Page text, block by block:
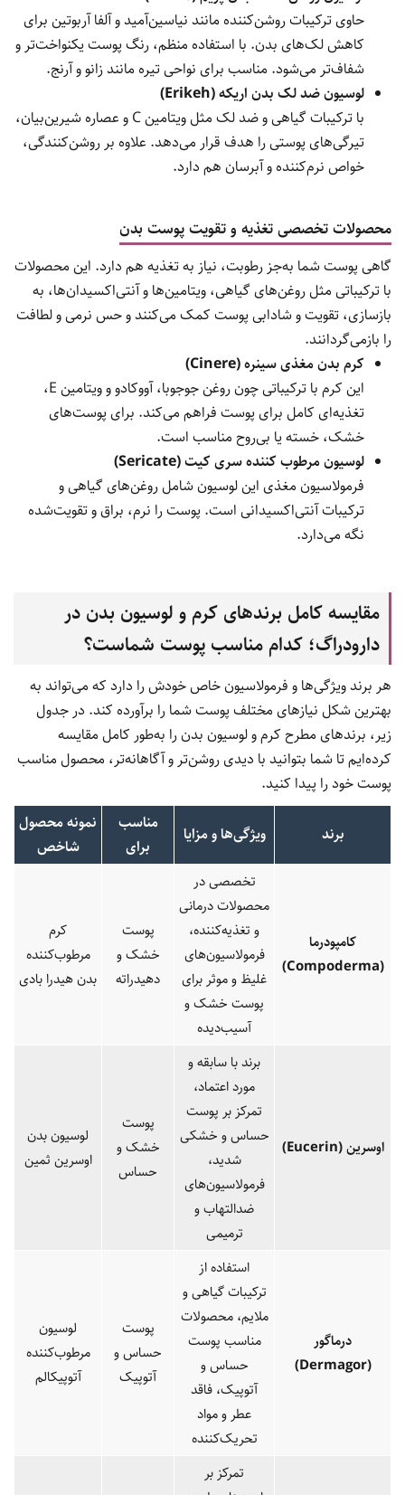
حاوی ترکیبات روشن‌کننده مانند نیاسین‌آمید و آلفا آربوتین برای
کاهش لک‌های بدن. با استفاده منظم، رنگ پوست یکنواخت‌تر و
شفاف‌تر می‌شود. مناسب برای نواحی تیره مانند زانو و آرنج.
لوسیون ضد لک بدن اریکه (Erikeh)
با ترکیبات گیاهی و ضد لک مثل ویتامین C و عصاره شیرین‌بیان،
تیرگی‌های پوستی را هدف قرار می‌دهد. علاوه بر روشن‌کنندگی،
خواص نرم‌کننده و آبرسان هم دارد.
محصولات تخصصی تغذیه و تقویت پوست بدن
گاهی پوست شما به‌جز رطوبت، نیاز به تغذیه هم دارد. این محصولات
با ترکیباتی مثل روغن‌های گیاهی، ویتامین‌ها و آنتی‌اکسیدان‌ها، به
بازسازی، تقویت و شادابی پوست کمک می‌کنند و حس نرمی و لطافت
را بازمی‌گردانند.
کرم بدن مغذی سینره (Cinere)
این کرم با ترکیباتی چون روغن جوجوبا، آووکادو و ویتامین E،
تغذیه‌ای کامل برای پوست فراهم می‌کند. برای پوست‌های
خشک، خسته یا بی‌روح مناسب است.
لوسیون مرطوب کننده سری کیت (Sericate)
فرمولاسیون مغذی این لوسیون شامل روغن‌های گیاهی و
ترکیبات آنتی‌اکسیدانی است. پوست را نرم، براق و تقویت‌شده
نگه می‌دارد.
مقایسه کامل برندهای کرم و لوسیون بدن در
دارودراگ؛ کدام مناسب پوست شماست؟
هر برند ویژگی‌ها و فرمولاسیون خاص خودش را دارد که می‌تواند به
بهترین شکل نیازهای مختلف پوست شما را برآورده کند. در جدول
زیر، برندهای مطرح کرم و لوسیون بدن را به‌طور کامل مقایسه
کرده‌ایم تا شما بتوانید با دیدی روشن‌تر و آگاهانه‌تر، محصول مناسب
پوست خود را پیدا کنید.
برند ویژگی‌ها و مزایا
مناسب
برای
نمونه محصول
شاخص
کامپودرما
(Compoderma)
تخصصی در
محصولات درمانی
و تغذیه‌کننده،
فرمولاسیون‌های
غلیظ و موثر برای
پوست خشک و
آسیب‌دیده
پوست
خشک و
دهیدراته
کرم
مرطوب‌کننده
بدن هیدرا بادی
اوسرین(Eucerin)
برند با سابقه و
مورد اعتماد،
تمرکز بر پوست
حساس و خشکی
شدید،
فرمولاسیون‌های
ضدالتهاب و
ترمیمی
پوست
خشک و
حساس
لوسیون بدن
اوسرین ثمین
درماگور
(Dermagor)
استفاده از
ترکیبات گیاهی و
ملایم، محصولات
مناسب پوست
حساس و
آتوپیک، فاقد
عطر و مواد
تحریک‌کننده
پوست
حساس و
آتوپیک
لوسیون
مرطوب‌کننده
آتوپیکالم
تمرکز بر